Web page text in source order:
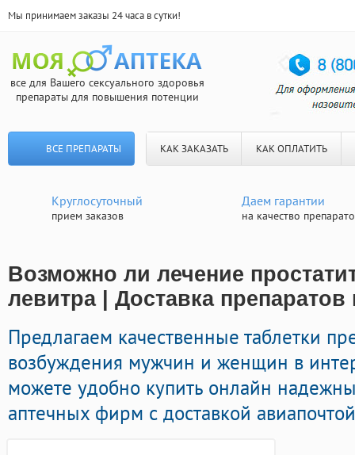
Мы принимаем заказы 24 часа в сутки!
все для Вашего сексуального здоровья
препараты для повышения потенции
ВСЕ ПРЕПАРАТЫ КАК ЗАКАЗАТЬ КАК ОПЛАТИТЬ
Круглосуточный
прием заказов
Даем гарантии
на качество
Возможно ли лечение
левитра | Доставка
Предлагаем качественные таблетки
возбуждения мужчин и женщин в
можете удобно купить онлайн
аптечных фирм с доставкой